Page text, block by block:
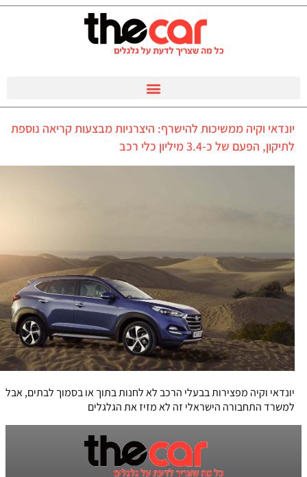
יונדאי וקיה ממשיכות להישרף: היצרניות מבצעות קריאה נוספת
לתיקון, הפעם של כ-3.4 מיליון כלי רכב
יונדאי וקיה מפצירות בבעלי הרכב לא לחנות בתוך או בסמוך לבתים, אבל
למשרד התחבורה הישראלי זה לא מזיז את הגלגלים